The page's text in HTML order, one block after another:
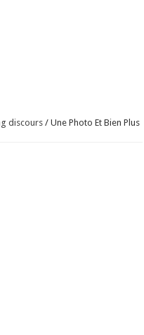
discours / Une Photo Et Bien Plus